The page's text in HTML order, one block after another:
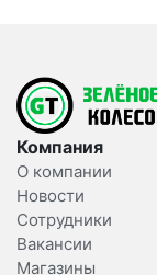
Компания
О компании
Новости
Сотрудники
Вакансии
Магазины